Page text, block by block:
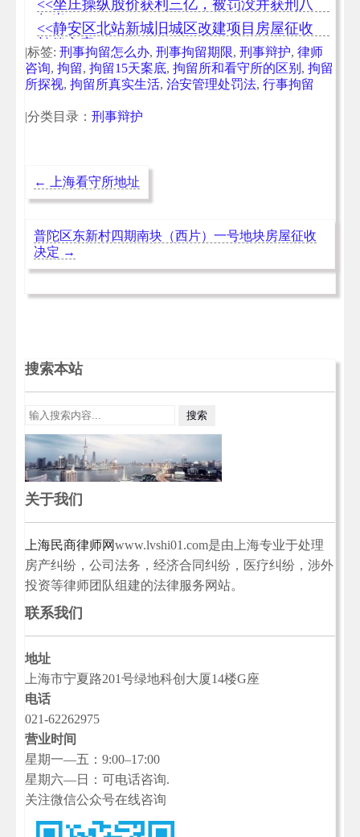
<<坐庄操纵股价获利三亿，被罚没并获刑八
年半
<<静安区北站新城旧城区改建项目房屋征收
补偿方案
|标签: 刑事拘留怎么办, 刑事拘留期限, 刑事辩护, 律师
咨询, 拘留, 拘留15天案底, 拘留所和看守所的区别 , 拘留
所探视, 拘留所真实生活, 治安管理处罚法, 行事拘留
|分类目录： 刑事辩护
← 上海看守所地址
普陀区东新村四期南块（西片）一号地块房屋征收
决定 →
搜索本站
关于我们
上海民商律师网www.lvshi01.com是由上海专业于处理
房产纠纷，公司法务，经济合同纠纷，医疗纠纷，涉外
投资等律师团队组建的法律服务网站。
联系我们
地址
上海市宁夏路201号绿地科创大厦14楼G座
电话
021-62262975
营业时间
星期一—五：9:00–17:00
星期六—日：可电话咨询.
关注微信公众号在线咨询